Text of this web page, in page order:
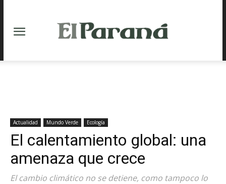
Actualidad Mundo Verde Ecología
El calentamiento global: una
amenaza que crece
El cambio climático no se detiene, como tampoco lo